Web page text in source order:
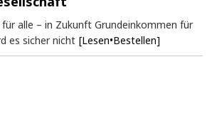
alle – in Zukunft Grundeinkommen für
es sicher nicht [Lesen•Bestellen]